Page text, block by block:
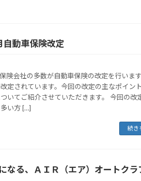
自動車保険改定
険会社の多数が自動車保険の改定を行いま
定されています。今回の改定の主なポイン
いてご紹介させていただきます。 今回の改
い方 […]
続き
なる、ＡＩＲ（エア）オートクラ